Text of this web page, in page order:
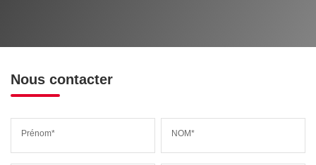
Nous contacter
Prénom* NOM*